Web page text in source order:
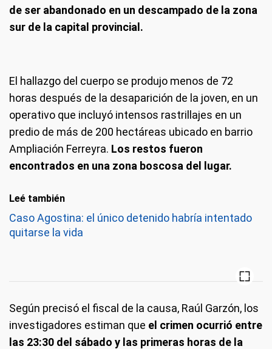
de ser abandonado en un descampado de la zona
sur de la capital provincial.
El hallazgo del cuerpo se produjo menos de 72
horas después de la desaparición de la joven, en un
operativo que incluyó intensos rastrillajes en un
predio de más de 200 hectáreas ubicado en barrio
Ampliación Ferreyra. Los restos fueron
encontrados en una zona boscosa del lugar.
Leé también
Caso Agostina: el único detenido habría intentado
quitarse la vida
Según precisó el fiscal de la causa, Raúl Garzón, los
investigadores estiman que el crimen ocurrió entre
las 23:30 del sábado y las primeras horas de la